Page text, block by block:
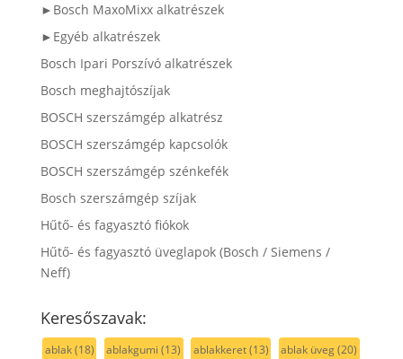
►Bosch MaxoMixx alkatrészek
►Egyéb alkatrészek
Bosch Ipari Porszívó alkatrészek
Bosch meghajtószíjak
BOSCH szerszámgép alkatrész
BOSCH szerszámgép kapcsolók
BOSCH szerszámgép szénkefék
Bosch szerszámgép szíjak
Hűtő- és fagyasztó fiókok
Hűtő- és fagyasztó üveglapok (Bosch / Siemens /
Neff)
Keresőszavak:
ablak(18) ablakgumi (13) ablakkeret(13) ablak üveg(20)